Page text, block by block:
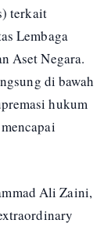
terkait
Lembaga
Aset Negara.
di bawah
hukum
Ali Zaini,